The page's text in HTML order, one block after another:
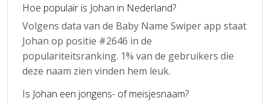
Hoe populair is Johan in Nederland?
Volgens data van de Baby Name Swiper app staat
Johan op positie #2646 in de
populariteitsranking. 1% van de gebruikers die
deze naam zien vinden hem leuk.
Is Johan een jongens- of meisjesnaam?